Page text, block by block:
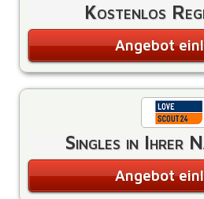
Kostenlos
Angebot
Singles in Ihrer
Angebot